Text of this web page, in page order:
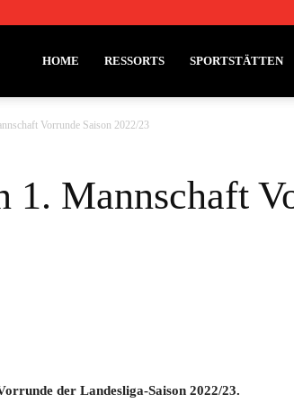
HOME RESSORTS SPORTSTÄTTEN
Vorrunde Saison 2022/23
1. Mannschaft
der Landesliga-Saison 2022/23.